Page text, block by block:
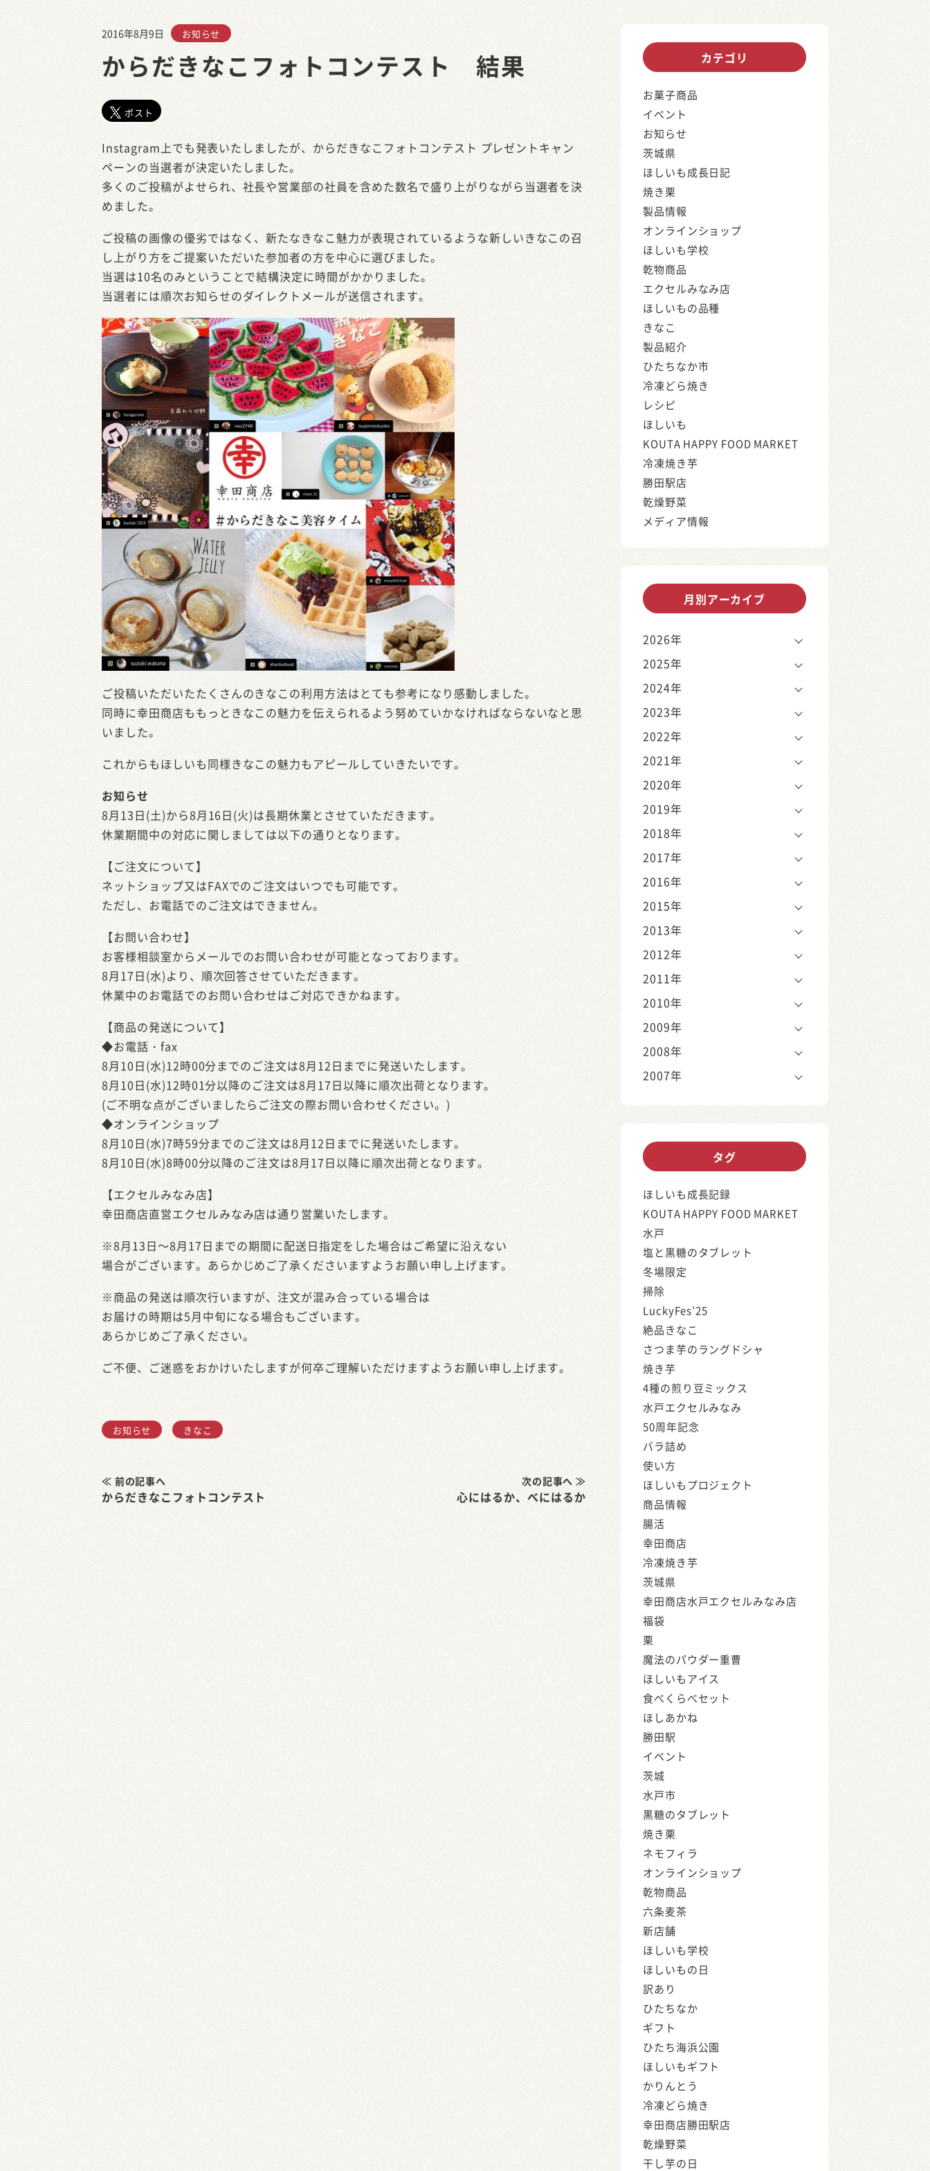
2016年8月9日 お知らせ
からだきなこフォトコンテスト 結果
ポスト
Instagram上でも発表いたしましたが、からだきなこフォトコンテスト プレゼントキャン
ペーンの当選者が決定いたしました。
多くのご投稿がよせられ、社長や営業部の社員を含めた数名で盛り上がりながら当選者を決
めました。
ご投稿の画像の優劣ではなく、新たなきなこ魅力が表現されているような新しいきなこの召
し上がり方をご提案いただいた参加者の方を中心に選びました。
当選は10名のみということで結構決定に時間がかかりました。
当選者には順次お知らせのダイレクトメールが送信されます。
ご投稿いただいたたくさんのきなこの利用方法はとても参考になり感動しました。
同時に幸田商店ももっときなこの魅力を伝えられるよう努めていかなければならないなと思
いました。
これからもほしいも同様きなこの魅力もアピールしていきたいです。
お知らせ
8月13日(土)から8月16日(火)は長期休業とさせていただきます。
休業期間中の対応に関しましては以下の通りとなります。
【ご注文について】
ネットショップ又はFAXでのご注文はいつでも可能です。
ただし、お電話でのご注文はできません。
【お問い合わせ】
お客様相談室からメールでのお問い合わせが可能となっております。
8月17日(水)より、順次回答させていただきます。
休業中のお電話でのお問い合わせはご対応できかねます。
【商品の発送について】
◆お電話・fax
8月10日(水)12時00分までのご注文は8月12日までに発送いたします。
8月10日(水)12時01分以降のご注文は8月17日以降に順次出荷となります。
(ご不明な点がございましたらご注文の際お問い合わせください。)
◆オンラインショップ
8月10日(水)7時59分までのご注文は8月12日までに発送いたします。
8月10日(水)8時00分以降のご注文は8月17日以降に順次出荷となります。
【エクセルみなみ店】
幸田商店直営エクセルみなみ店は通り営業いたします。
※8月13日～8月17日までの期間に配送日指定をした場合はご希望に沿えない
場合がございます。あらかじめご了承くださいますようお願い申し上げます。
※商品の発送は順次行いますが、注文が混み合っている場合は
お届けの時期は5月中旬になる場合もございます。
あらかじめご了承ください。
ご不便、ご迷惑をおかけいたしますが何卒ご理解いただけますようお願い申し上げます。
お知らせ きなこ
≪ 前の記事へ
からだきなこフォトコンテスト
次の記事へ ≫
心にはるか、べにはるか
カテゴリ
お菓子商品
イベント
お知らせ
茨城県
ほしいも成長日記
焼き栗
製品情報
オンラインショップ
ほしいも学校
乾物商品
エクセルみなみ店
ほしいもの品種
きなこ
製品紹介
ひたちなか市
冷凍どら焼き
レシピ
ほしいも
KOUTA HAPPY FOOD MARKET
冷凍焼き芋
勝田駅店
乾燥野菜
メディア情報
月別アーカイブ
2026年
2025年
2024年
2023年
2022年
2021年
2020年
2019年
2018年
2017年
2016年
2015年
2013年
2012年
2011年
2010年
2009年
2008年
2007年
タグ
ほしいも成長記録
KOUTA HAPPY FOOD MARKET
水戸
塩と黒糖のタブレット
冬場限定
掃除
LuckyFes’25
絶品きなこ
さつま芋のラングドシャ
焼き芋
4種の煎り豆ミックス
水戸エクセルみなみ
50周年記念
バラ詰め
使い方
ほしいもプロジェクト
商品情報
腸活
幸田商店
冷凍焼き芋
茨城県
幸田商店水戸エクセルみなみ店
福袋
栗
魔法のパウダー重曹
ほしいもアイス
食べくらべセット
ほしあかね
勝田駅
イベント
茨城
水戸市
黒糖のタブレット
焼き栗
ネモフィラ
オンラインショップ
乾物商品
六条麦茶
新店舗
ほしいも学校
ほしいもの日
訳あり
ひたちなか
ギフト
ひたち海浜公園
ほしいもギフト
かりんとう
冷凍どら焼き
幸田商店勝田駅店
乾燥野菜
干し芋の日